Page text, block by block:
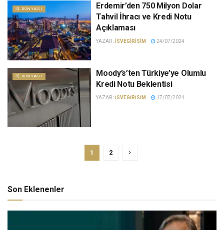
İŞ DÜNYASI
Erdemir’den 750 Milyon Dolar
Tahvil İhracı ve Kredi Notu
Açıklaması
YAZAR :ISVEGIRISIM 24/07/2024
İŞ DÜNYASI
Moody’s’ten Türkiye’ye Olumlu
Kredi Notu Beklentisi
YAZAR :ISVEGIRISIM 17/07/2024
1 2
Son Eklenenler